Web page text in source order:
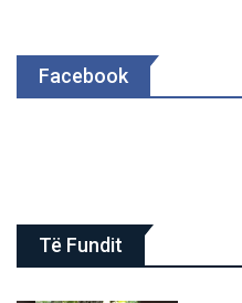
Facebook
Të Fundit